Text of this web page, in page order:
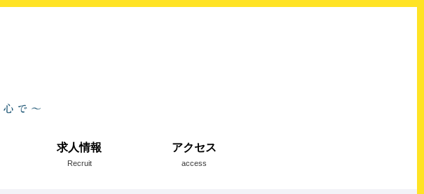
求人情報
Recruit
アクセス
access